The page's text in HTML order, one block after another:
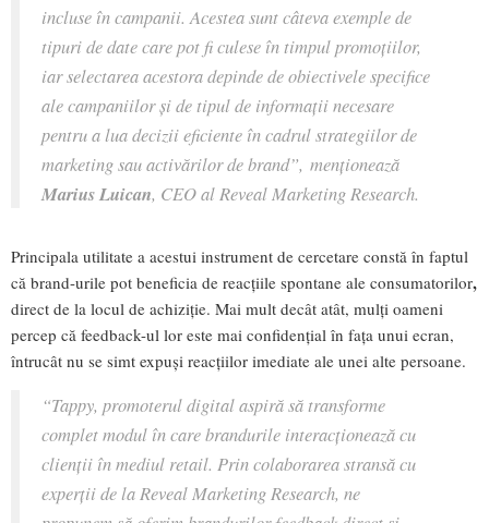
incluse în campanii. Acestea sunt câteva exemple de
tipuri de date care pot fi culese în timpul promoțiilor,
iar selectarea acestora depinde de obiectivele specifice
ale campaniilor și de tipul de informații necesare
pentru a lua decizii eficiente în cadrul strategiilor de
marketing sau activărilor de brand”, menționează
Marius Luican, CEO al Reveal Marketing Research.
Principala utilitate a acestui instrument de cercetare constă în faptul
că brand-urile pot beneficia de reacțiile spontane ale consumatorilor,
direct de la locul de achiziție. Mai mult decât atât, mulți oameni
percep că feedback-ul lor este mai confidențial în fața unui ecran,
întrucât nu se simt expuși reacțiilor imediate ale unei alte persoane.
“Tappy, promoterul digital aspiră să transforme
complet modul în care brandurile interacționează cu
clienții în mediul retail. Prin colaborarea stransă cu
experții de la Reveal Marketing Research, ne